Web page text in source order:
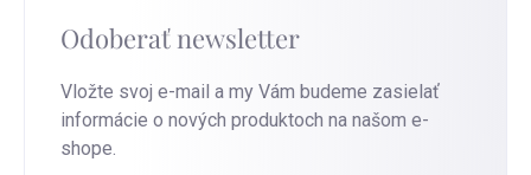
Odoberať newsletter
Vložte svoj e-mail a my Vám budeme zasielať
informácie o nových produktoch na našom e-
shope.